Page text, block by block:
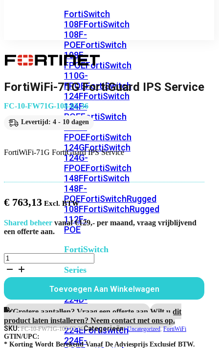
FortiSwitch
108FFortiSwitch
108F-
POEFortiSwitch
108F-
FPOEFortiSwitch
110G-
FPOEFortiSwitch
124FFortiSwitch
124F-
POEFortiSwitch
124F-
FPOEFortiSwitch
124GFortiSwitch
124G-
FPOEFortiSwitch
148FFortiSwitch
148F-
POEFortiSwitchRugged
108FFortiSwitchRugged
112F-
POE
FortiSwitch
Series
FortiSwitch
224D-
FPOEFortiSwitch
248DFortiSwitch
224EFortiswitch
224E-
FortiWiFi-71G FortiGuard IPS Service
FC-10-FW71G-108-02-36
Levertijd: 4 - 10 dagen
FortiWiFi-71G FortiGuard IPS Service
€ 763,13
Shared beheer vanaf €129,- per maand, vraag vrijblijvend
een offerte aan.
FortiWiFi-
71G
FortiGuard
IPS
Service
aantal
Toevoegen Aan Winkelwagen
Grotere aantallen? Vraag een offerte aan.Wilt u dit
product laten installeren? Neem contact met ons op.
SKU:FC-10-FW71G-108-02-36Categorieën:Uncategorized,FortiWiFi
GTIN/UPC:
* Korting Wordt Berekend Vanaf De Adviesprijs Exclusief BTW.